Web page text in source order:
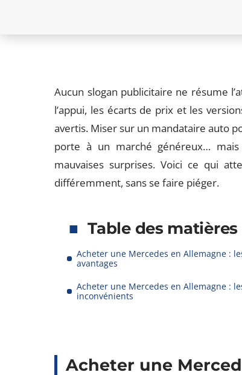
Aucun slogan publicitaire ne résume
l’appui, les écarts de prix et les
avertis. Miser sur un mandataire auto
porte à un marché généreux…
mauvaises surprises. Voici ce qui
différemment, sans se faire piéger.
Table des matières
Acheter une Mercedes en Allemagne :
avantages
Acheter une Mercedes en Allemagne :
inconvénients
Acheter une